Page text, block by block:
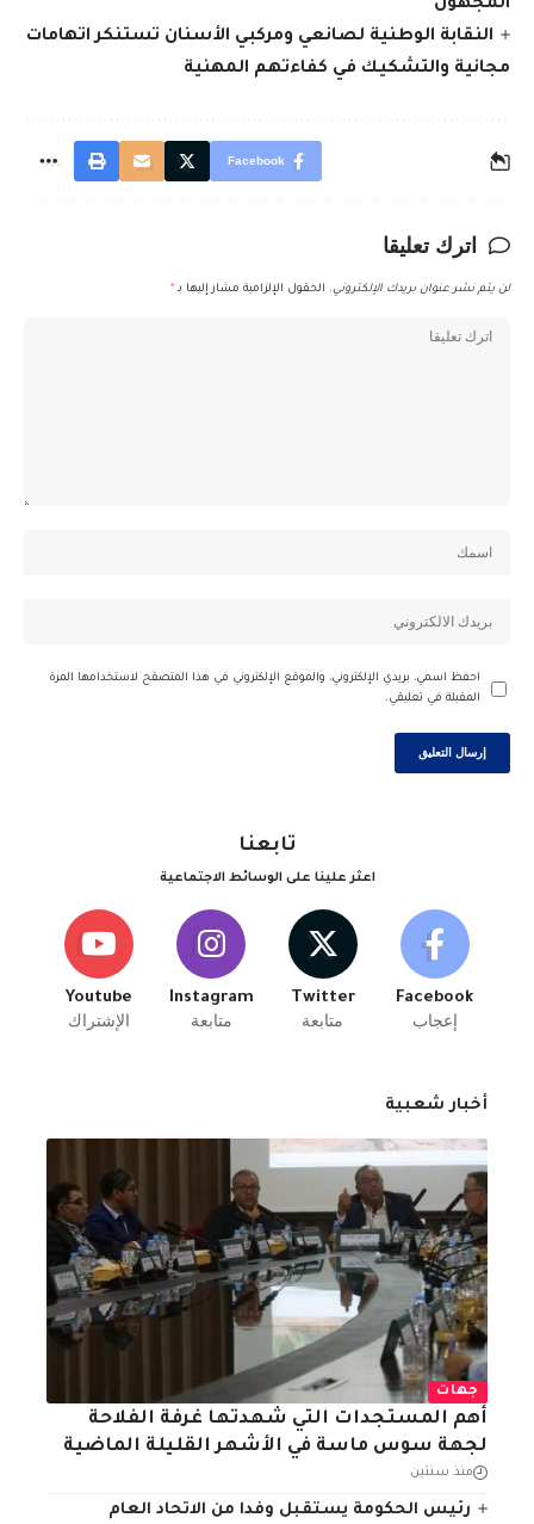
المجهول
النقابة الوطنية لصانعي ومركبي الأسنان تستنكر اتهامات
مجانية والتشكيك في كفاءتهم المهنية
Facebook
اترك تعليقا
لن يتم نشر عنوان بريدك الإلكتروني. الحقول الإلزامية مشار إليها بـ *
احفظ اسمي، بريدي الإلكتروني، والموقع الإلكتروني في هذا المتصفح لاستخدامها المرة
المقبلة في تعليقي.
تابعنا
اعثر علينا على الوسائط الاجتماعية
Facebook
إعجاب
Twitter
متابعة
Instagram
متابعة
Youtube
الإشتراك
أخبار شعبية
جهات
أهم المستجدات التي شهدتها غرفة الفلاحة
لجهة سوس ماسة في الأشهر القليلة الماضية
منذ سنتين
رئيس الحكومة يستقبل وفدا من الاتحاد العام